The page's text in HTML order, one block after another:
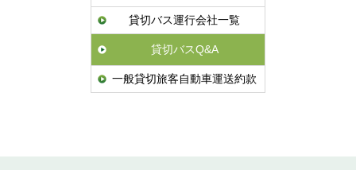
貸切バス運行会社一覧
貸切バスQ&A
一般貸切旅客自動車運送約款